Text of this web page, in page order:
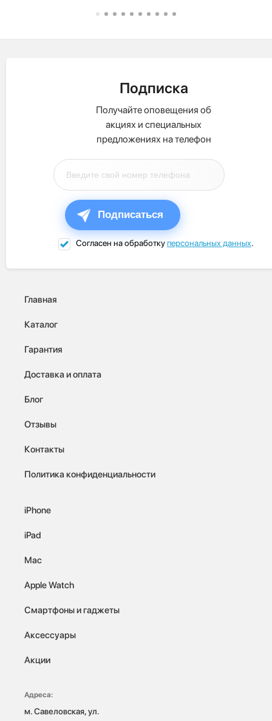
Подписка
Получайте оповещения об
акциях и специальных
предложениях на телефон
Подписаться
Согласен на обработкуперсональных данных.
Главная
Каталог
Гарантия
Доставка и оплата
Блог
Отзывы
Контакты
Политика конфиденциальности
iPhone
iPad
Mac
Apple Watch
Смартфоны и гаджеты
Аксессуары
Акции
Адреса:
м. Савеловская, ул.